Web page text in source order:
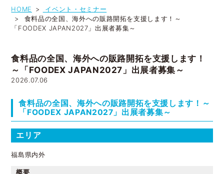
HOME
イベント・セミナー
食料品の全国、海外への販路開拓を支援します！～
「FOODEX JAPAN2027」出展者募集～
食料品の全国、海外への販路開拓を支援します！
～「FOODEX JAPAN2027」出展者募集～
2026.07.06
食料品の全国、海外への販路開拓を支援します！～
「FOODEX JAPAN2027」出展者募集～
エリア
福島県内外
概要